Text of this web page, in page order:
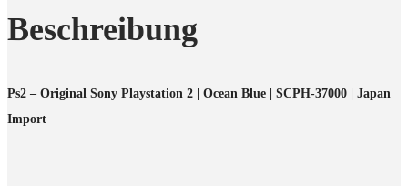
Beschreibung
Ps2 – Original Sony Playstation 2 | Ocean Blue | SCPH-37000 | Japan
Import